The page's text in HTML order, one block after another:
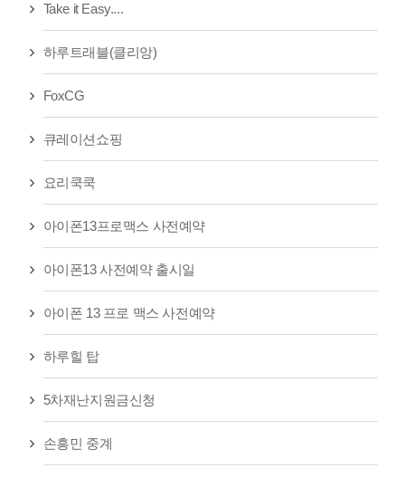
Take it Easy....
하루트래블(클리앙)
FoxCG
큐레이션쇼핑
요리쿡쿡
아이폰13프로맥스 사전예약
아이폰13 사전예약 출시일
아이폰 13 프로 맥스 사전예약
하루힐 탑
5차재난지원금신청
손흥민 중계